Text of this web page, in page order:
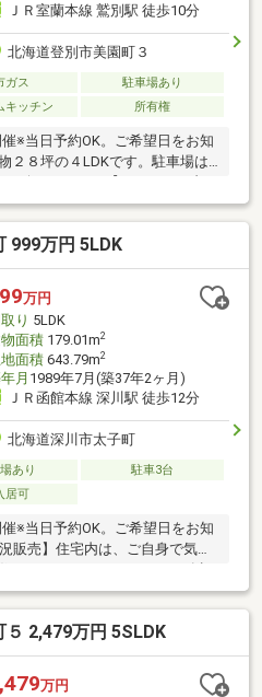
ＪＲ室蘭本線 鷲別駅 徒歩10分
北海道登別市美園町３
ガス
駐車場あり
キッチン 所有権
※当日予約OK。ご希望日をお知
８坪の４LDKです。駐車場は
致しました。【リフォーム内
ス張替、フロアー張替、玄関鍵
交換、建具交換、キッチン交
ードレッサー取付、便器交換、
造作、庭整地等【近隣情報】JR
さっぽろしがイースト店様迄
店様迄約600ｍ若草小学校迄約
999万円 5LDK
万円
り 5LDK
面積179.01m2
面積643.79m2
月 1989年7月(築37年2ヶ月)
ＪＲ函館本線 深川駅 徒歩12分
北海道深川市太子町
あり
駐車3台
居可
※当日予約OK。ご希望日をお知
販売】住宅内は、ご自身で気に
る予定です。【周辺施設】・市
・市立深川中学校2400ｍ（徒歩
店様400ｍ（徒歩5分）・ローソ
）
2,479万円 5SLDK
万円